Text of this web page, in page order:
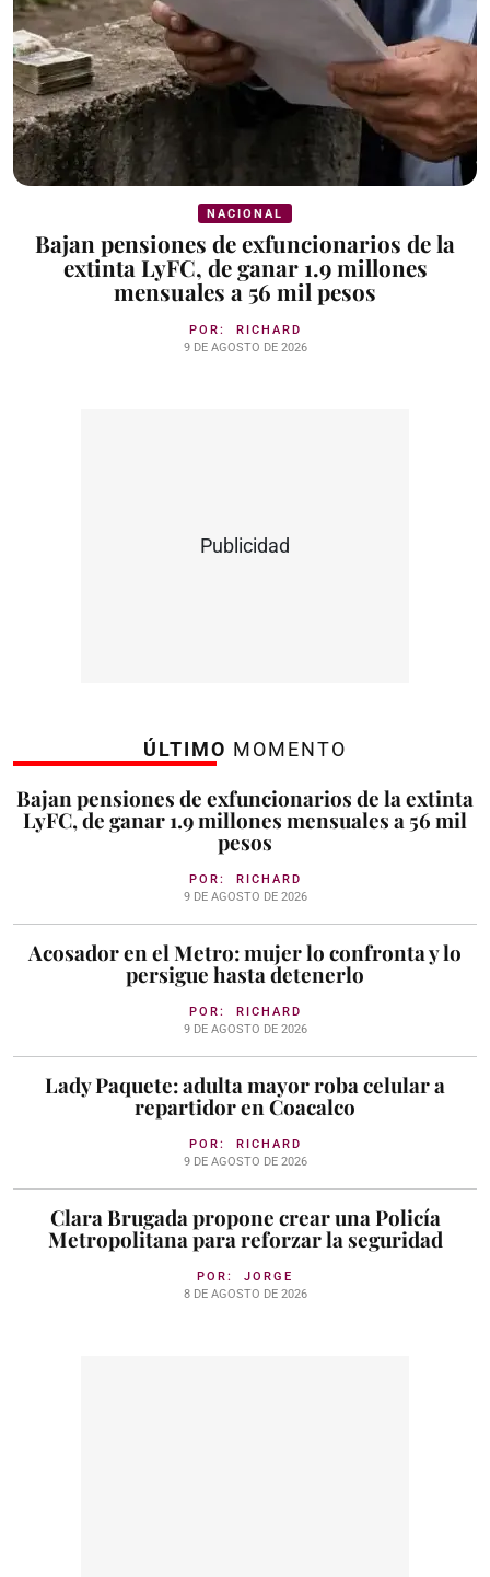
NACIONAL
Bajan pensiones de exfuncionarios de la
extinta LyFC, de ganar 1.9 millones
mensuales a 56 mil pesos
POR:
RICHARD
9 DE AGOSTO DE 2026
Publicidad
ÚLTIMO MOMENTO
Bajan pensiones de exfuncionarios de la extinta
LyFC, de ganar 1.9 millones mensuales a 56 mil
pesos
POR:
RICHARD
9 DE AGOSTO DE 2026
Acosador en el Metro: mujer lo confronta y lo
persigue hasta detenerlo
POR:
RICHARD
9 DE AGOSTO DE 2026
Lady Paquete: adulta mayor roba celular a
repartidor en Coacalco
POR:
RICHARD
9 DE AGOSTO DE 2026
Clara Brugada propone crear una Policía
Metropolitana para reforzar la seguridad
POR: JORGE
8 DE AGOSTO DE 2026